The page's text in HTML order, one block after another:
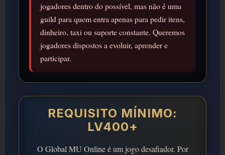
jogadores dentro do possível, mas não é uma
guild para quem entra apenas para pedir itens,
dinheiro, taxi ou suporte constante. Queremos
jogadores dispostos a evoluir, aprender e
participar.
REQUISITO MÍNIMO:
LV400+
O Global MU Online é um jogo desafiador. Por